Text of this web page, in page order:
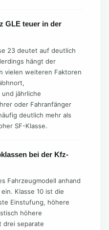
GLE teuer in der
23 deutet auf deutlich
hängt der
vielen weiteren Faktoren
jährliche
oder Fahranfänger
deutlich mehr als
SF-Klasse.
bei der Kfz-
Fahrzeugmodell anhand
Klasse 10 ist die
Einstufung, höhere
höhere
drei separate